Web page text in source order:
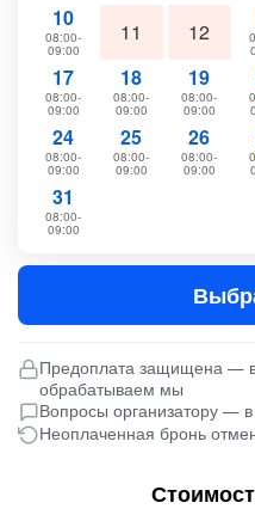
10
08:00-
09:00
11 12
17
08:00-
09:00
18
08:00-
09:00
19
08:00-
09:00
24
08:00-
09:00
25
08:00-
09:00
26
08:00-
09:00
31
08:00-
09:00
Предоплата защищена —
обрабатываем мы
Вопросы организатору —
Неоплаченная бронь